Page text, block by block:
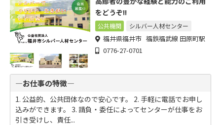
をどうぞ!!
公共機関 シルバー人材センター
福井県福井市 福鉄福武線 田原町駅
0776-27-0701
―お仕事の特徴―
1. 公益的、公共団体なので安心です。 2. 手軽に電話でお申し
込みができます。 3. 請負・委任によってセンターが仕事をお
引き受けし、責任...